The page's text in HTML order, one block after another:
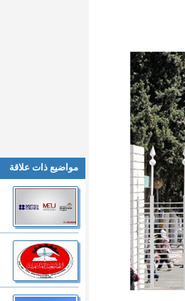
مواضيع ذات علاقة